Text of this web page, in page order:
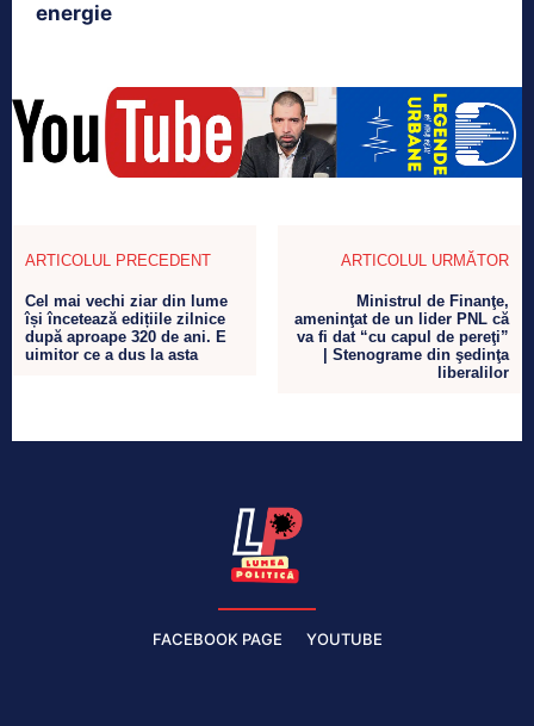
energie
ARTICOLUL PRECEDENT
Cel mai vechi ziar din lume
își încetează edițiile zilnice
după aproape 320 de ani. E
uimitor ce a dus la asta
ARTICOLUL URMĂTOR
Ministrul de Finanţe,
ameninţat de un lider PNL că
va fi dat “cu capul de pereţi”
| Stenograme din şedinţa
liberalilor
FACEBOOK PAGE YOUTUBE